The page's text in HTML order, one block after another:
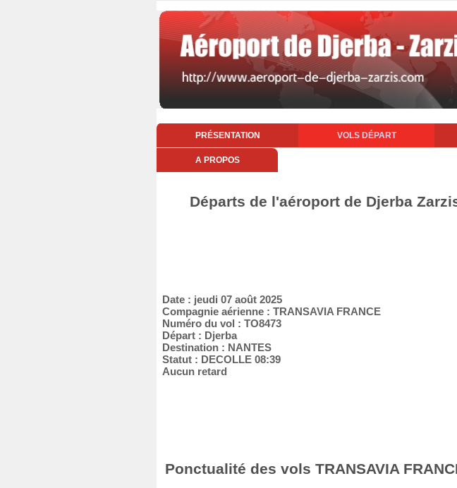
PRÉSENTATION VOLS DÉPART
A PROPOS
Départs de l'aéroport de Djerba
Date : jeudi 07 août 2025
Compagnie aérienne : TRANSAVIA FRANCE
Numéro du vol : TO8473
Départ : Djerba
Destination : NANTES
Statut : DECOLLE 08:39
Aucun retard
Ponctualité des vols TRANSAVIA